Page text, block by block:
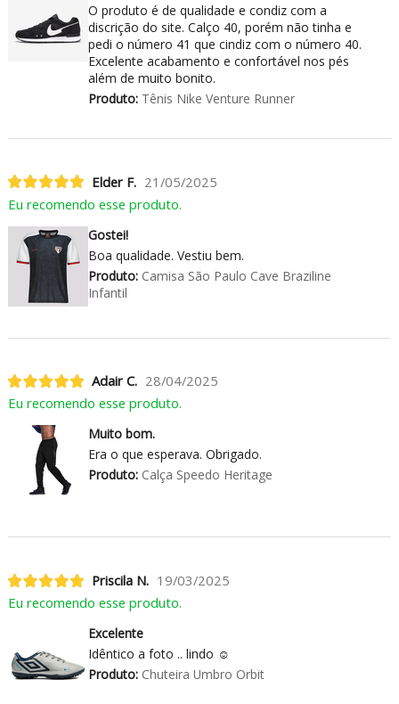
O produto é de qualidade e condiz com a
discrição do site. Calço 40, porém não tinha e
pedi o número 41 que cindiz com o número 40.
Excelente acabamento e confortável nos pés
além de muito bonito.
Produto:Tênis Nike Venture Runner
Elder F. 21/05/2025
Eu recomendo esse produto.
Gostei!
Boa qualidade. Vestiu bem.
Produto:Camisa São Paulo Cave Braziline
Infantil
Adair C. 28/04/2025
Eu recomendo esse produto.
Muito bom.
Era o que esperava. Obrigado.
Produto:Calça Speedo Heritage
Priscila N. 19/03/2025
Eu recomendo esse produto.
Excelente
Idêntico a foto .. lindo ☺️
Produto:Chuteira Umbro Orbit